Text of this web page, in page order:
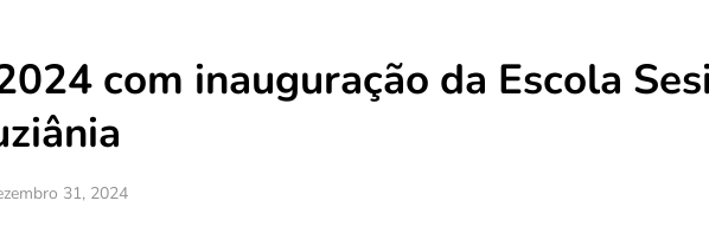
com inauguração da Escola
31, 2024